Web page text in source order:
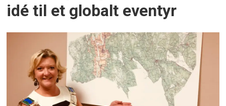
idé til et globalt eventyr